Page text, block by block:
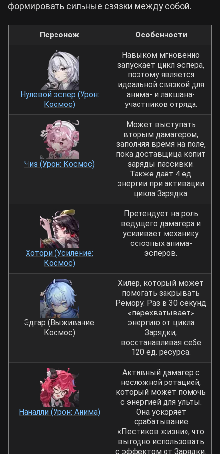
формировать сильные связки между собой.
Персонаж Особенности
Нулевой эспер (Урон:
Космос)
Навыком мгновенно
запускает цикл эспера,
поэтому является
идеальной связкой для
анима- и лакшана-
участников отряда.
Чиз (Урон: Космос)
Может выступать
вторым дамагером,
заполняя время на поле,
пока доставщица копит
заряды пассивки.
Также даёт 4 ед.
энергии при активации
цикла Зарядка.
Хотори (Усиление:
Космос)
Претендует на роль
ведущего дамагера и
усиливает механику
союзных анима-
эсперов.
Эдгар (Выживание:
Космос)
Хилер, который может
помогать закрывать
Ремору. Раз в 30 секунд
«перехватывает»
энергию от цикла
Зарядки,
восстанавливая себе
120 ед. ресурса.
Наналли (Урон: Анима)
Активный дамагер с
несложной ротацией,
который может помочь
с энергией для ульты.
Она ускоряет
срабатывание
«Пестиков жизни», что
выгодно использовать
с эффектом от Зарядки.